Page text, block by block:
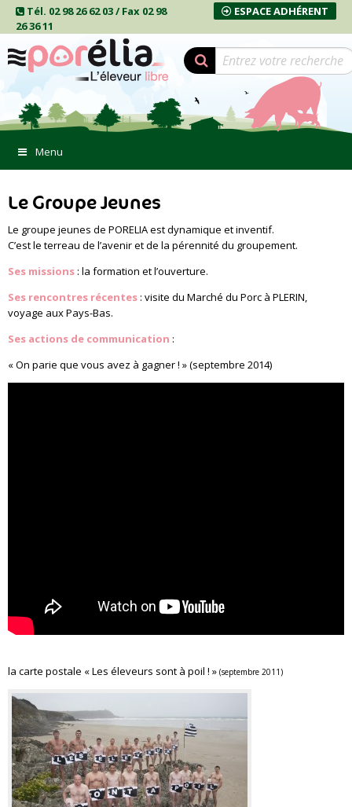
Tél. 02 98 26 62 03 / Fax 02 98
26 36 11
ESPACE ADHÉRENT
Menu
Le Groupe Jeunes
Le groupe jeunes de PORELIA est dynamique et inventif.
C’est le terreau de l’avenir et de la pérennité du groupement.
Ses missions : la formation et l’ouverture.
Ses rencontres récentes : visite du Marché du Porc à PLERIN,
voyage aux Pays-Bas.
Ses actions de communication :
« On parie que vous avez à gagner ! » (septembre 2014)
la carte postale « Les éleveurs sont à poil ! » (septembre 2011)